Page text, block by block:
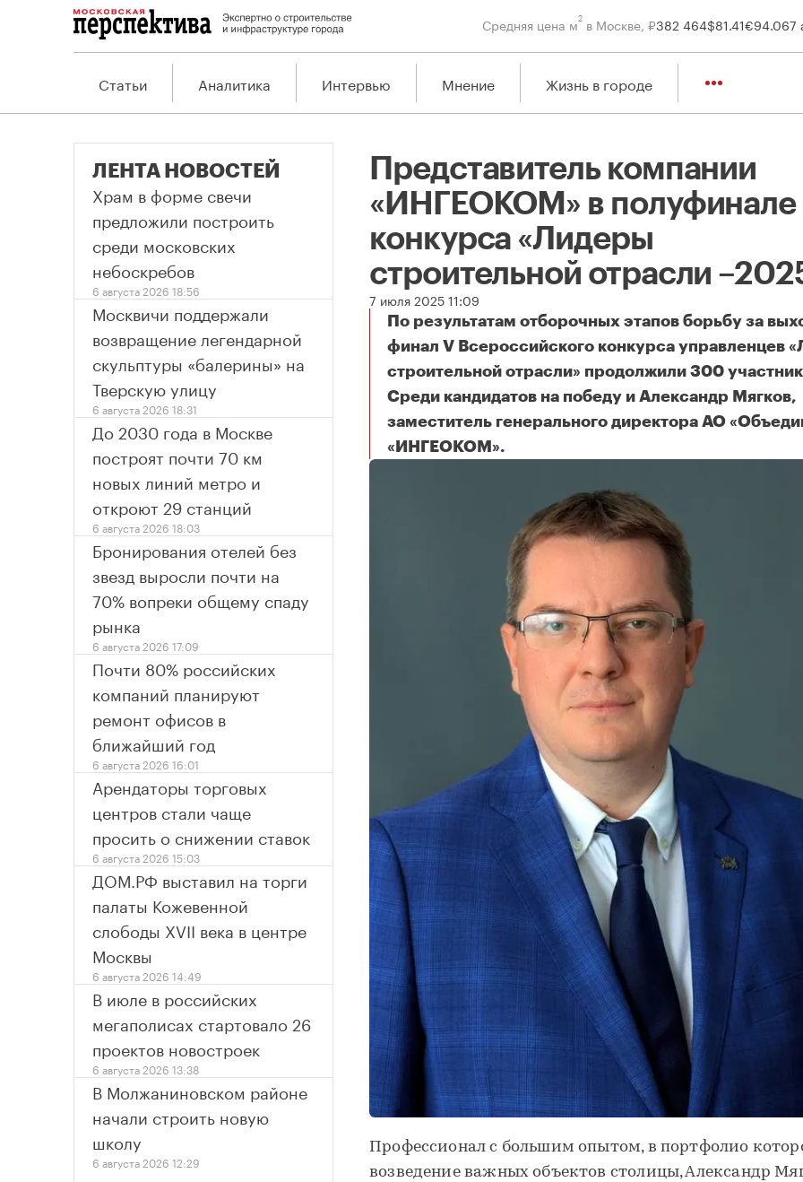
Средняя цена м2 в Москве, ₽382 464$81.41€94.067
Статьи Аналитика Интервью Мнение Жизнь в городе
Представитель компании
«ИНГЕОКОМ» в полуфинале
конкурса «Лидеры
строительной отрасли
7 июля 2025 11:09
По результатам отборочных этапов борьбу за
финал V Всероссийского конкурса управленцев
строительной отрасли» продолжили 300
Среди кандидатов на победу и Александр Мягков,
заместитель генерального директора АО
«ИНГЕОКОМ».
Профессионал с большим опытом, в портфолио
возведение важных объектов столицы, Александр
ЛЕНТА НОВОСТЕЙ
Храм в форме свечи
предложили построить
среди московских
небоскребов
6 августа 2026 18:56
Москвичи поддержали
возвращение легендарной
скульптуры «балерины» на
Тверскую улицу
6 августа 2026 18:31
До 2030 года в Москве
построят почти 70 км
новых линий метро и
откроют 29 станций
6 августа 2026 18:03
Бронирования отелей без
звезд выросли почти на
70% вопреки общему спаду
рынка
6 августа 2026 17:09
Почти 80% российских
компаний планируют
ремонт офисов в
ближайший год
6 августа 2026 16:01
Арендаторы торговых
центров стали чаще
просить о снижении ставок
6 августа 2026 15:03
ДОМ.РФ выставил на торги
палаты Кожевенной
слободы XVII века в центре
Москвы
6 августа 2026 14:49
В июле в российских
мегаполисах стартовало 26
проектов новостроек
6 августа 2026 13:38
В Молжаниновском районе
начали строить новую
школу
6 августа 2026 12:29